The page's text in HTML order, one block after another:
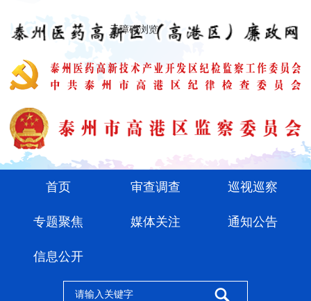
无障碍浏览
首页 审查调查 巡视巡察
专题聚焦 媒体关注 通知公告
信息公开